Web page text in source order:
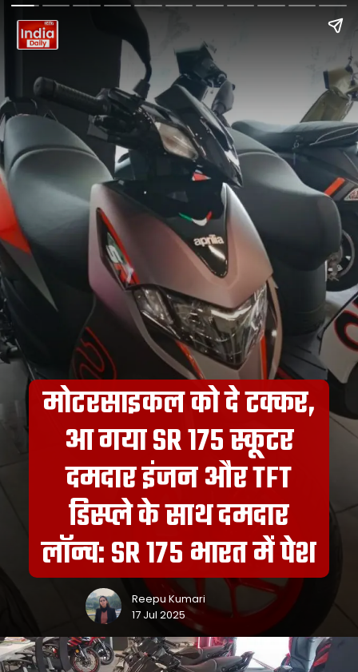
मोटरसाइकल को दे टक्कर,
आ गया SR 175 स्कूटर
दमदार इंजन और TFT
डिस्प्ले के साथ दमदार
लॉन्च: SR 175 भारत में पेश
Reepu Kumari
17 Jul 2025